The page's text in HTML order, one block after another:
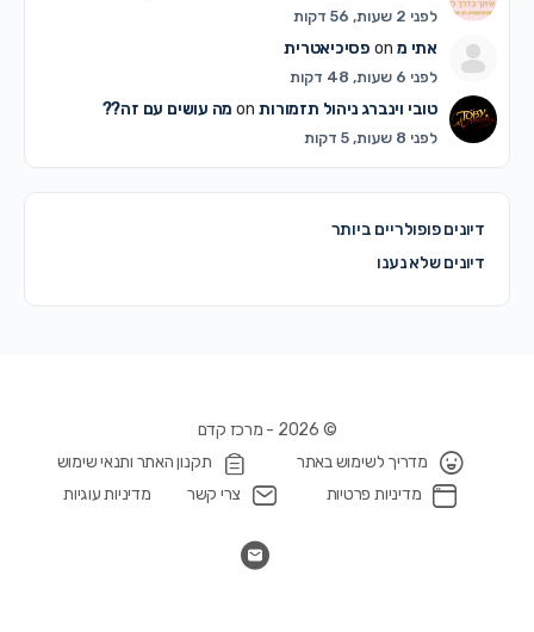
לפני 2 שעות, 56 דקות
אתי מon פסיכיאטרית
לפני 6 שעות, 48 דקות
טובי וינברג ניהול תזמורותon מה עושים עם זה??
לפני 8 שעות, 5 דקות
דיונים פופולריים ביותר
דיונים שלא נענו
© 2026 - מרכז קדם
מדריך לשימוש באתר
תקנון האתר ותנאי שימוש
מדיניות פרטיות
צרי קשר מדיניות עוגיות